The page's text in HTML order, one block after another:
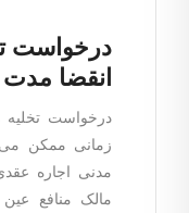
درخواست
انقضا مدت
درخواست
مدنی اجاره
مالک منافع عین